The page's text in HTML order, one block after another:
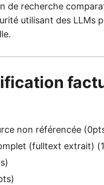
de recherche
utilisant des LLMs
non référencée
(fulltext extrait)